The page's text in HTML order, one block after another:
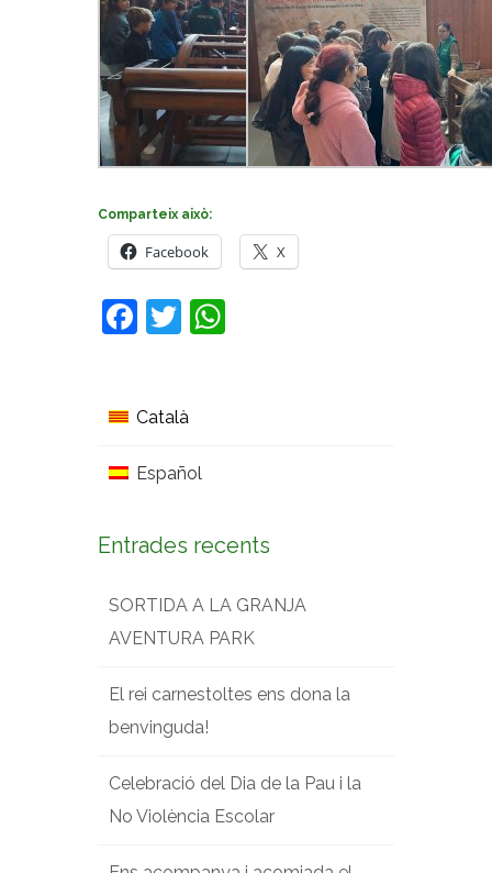
Comparteix això:
Facebook X
Facebook
Twitter
Català
Español
Entrades recents
SORTIDA A LA GRANJA
AVENTURA PARK
El rei carnestoltes ens dona la
benvinguda!
Celebració del Dia de la Pau i la
No Violència Escolar